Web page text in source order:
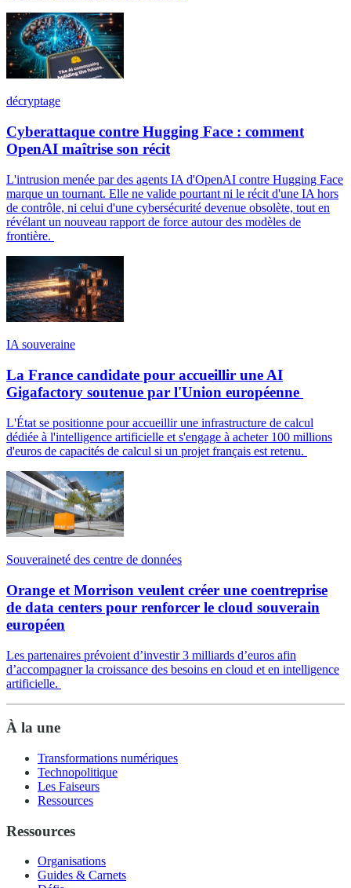
décryptage
Cyberattaque contre Hugging Face : comment
OpenAI maîtrise son récit
L'intrusion menée par des agents IA d'OpenAI contre Hugging Face
marque un tournant. Elle ne valide pourtant ni le récit d'une IA hors
de contrôle, ni celui d'une cybersécurité devenue obsolète, tout en
révélant un nouveau rapport de force autour des modèles de
frontière.
IA souveraine
La France candidate pour accueillir une AI
Gigafactory soutenue par l'Union européenne
L'État se positionne pour accueillir une infrastructure de calcul
dédiée à l'intelligence artificielle et s'engage à acheter 100 millions
d'euros de capacités de calcul si un projet français est retenu.
Souveraineté des centre de données
Orange et Morrison veulent créer une coentreprise
de data centers pour renforcer le cloud souverain
européen
Les partenaires prévoient d’investir 3 milliards d’euros afin
d’accompagner la croissance des besoins en cloud et en intelligence
artificielle.
À la une
Transformations numériques
Technopolitique
Les Faiseurs
Ressources
Ressources
Organisations
Guides & Carnets